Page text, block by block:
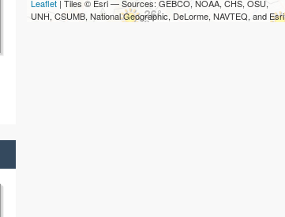
Leaflet | Tiles © Esri — Sources: GEBCO, NOAA, CHS, OSU,
UNH, CSUMB, National Geographic, DeLorme, NAVTEQ, and Esri